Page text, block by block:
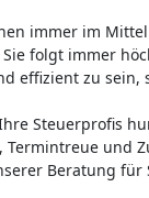
immer im
folgt immer
effizient zu
Steuerprofis
Termintreue und
Beratung